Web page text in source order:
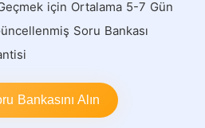
için Ortalama 5-7 Gün
Soru Bankası
Bankasını Alın